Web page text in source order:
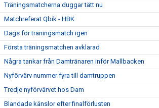
Träningsmatcherna duggar tätt nu
Matchreferat Qbik - HBK
Dags för träningsmatch igen
Första träningsmatchen avklarad
Några tankar från Damtränaren inför Mallbacken
Nyförvärv nummer fyra till damtruppen
Tredje nyförvärvet hos Dam
Blandade känslor efter finalförlusten